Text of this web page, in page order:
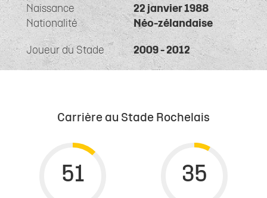
Naissance
22 janvier 1988
Nationalité
Néo-zélandaise
Joueur du Stade 2009 - 2012
Carrière au Stade Rochelais